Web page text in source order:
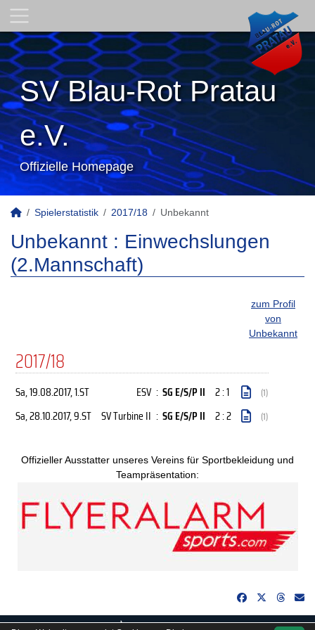
SV Blau-Rot Pratau
e.V.
Offizielle Homepage
Spielerstatistik 2017/18 Unbekannt
Unbekannt : Einwechslungen
(2.Mannschaft)
zum Profil
von
Unbekannt
2017/18
Sa, 19.08.2017, 1.ST ESV : SG E/S/P II 2 : 1 (1)
Sa, 28.10.2017, 9.ST SV Turbine II : SG E/S/P II 2 : 2 (1)
Offizieller Ausstatter unseres Vereins für Sportbekleidung und
Teampräsentation:
soccero.de